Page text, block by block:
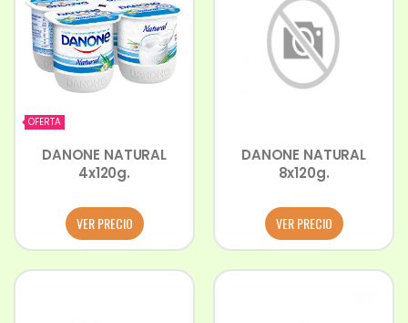
OFERTA
DANONE NATURAL
4x120g.
VER PRECIO
DANONE NATURAL
8x120g.
VER PRECIO